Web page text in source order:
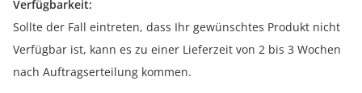
Verfügbarkeit:
Sollte der Fall eintreten, dass Ihr gewünschtes Produkt nicht
Verfügbar ist, kann es zu einer Lieferzeit von 2 bis 3 Wochen
nach Auftragserteilung kommen.